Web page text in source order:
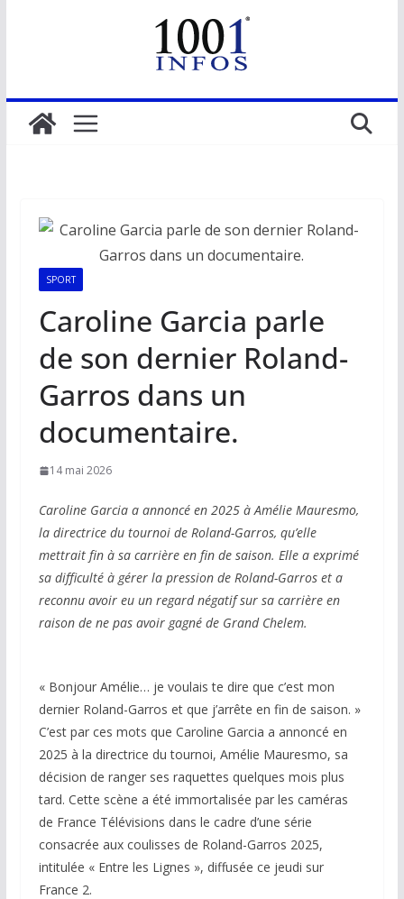
SPORT
Caroline Garcia parle
de son dernier Roland-
Garros dans un
documentaire.
14 mai 2026
Caroline Garcia a annoncé en 2025 à Amélie Mauresmo,
la directrice du tournoi de Roland-Garros, qu’elle
mettrait fin à sa carrière en fin de saison. Elle a exprimé
sa difficulté à gérer la pression de Roland-Garros et a
reconnu avoir eu un regard négatif sur sa carrière en
raison de ne pas avoir gagné de Grand Chelem.
« Bonjour Amélie… je voulais te dire que c’est mon
dernier Roland-Garros et que j’arrête en fin de saison. »
C’est par ces mots que Caroline Garcia a annoncé en
2025 à la directrice du tournoi, Amélie Mauresmo, sa
décision de ranger ses raquettes quelques mois plus
tard. Cette scène a été immortalisée par les caméras
de France Télévisions dans le cadre d’une série
consacrée aux coulisses de Roland-Garros 2025,
intitulée « Entre les Lignes », diffusée ce jeudi sur
France 2.